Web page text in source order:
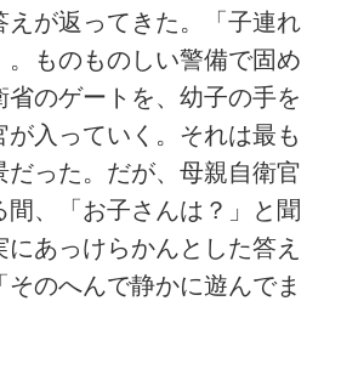
えが返ってきた。「子連れ
。ものものしい警備で固め
省のゲートを、幼子の手を
が入っていく。それは最も
だった。だが、母親自衛官
間、「お子さんは？」と聞
にあっけらかんとした答え
のへんで静かに遊んでま